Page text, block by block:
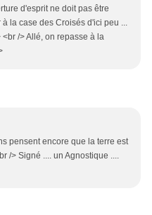
d'esprit ne doit pas être
la case des Croisés d'ici peu ...
/> Allé, on repasse à la
pensent encore que la terre est
/> Signé .... un Agnostique ....